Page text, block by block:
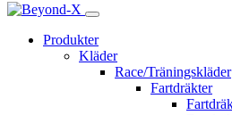
Produkter
Kläder
Race/Träningskläder
Fartdräkter